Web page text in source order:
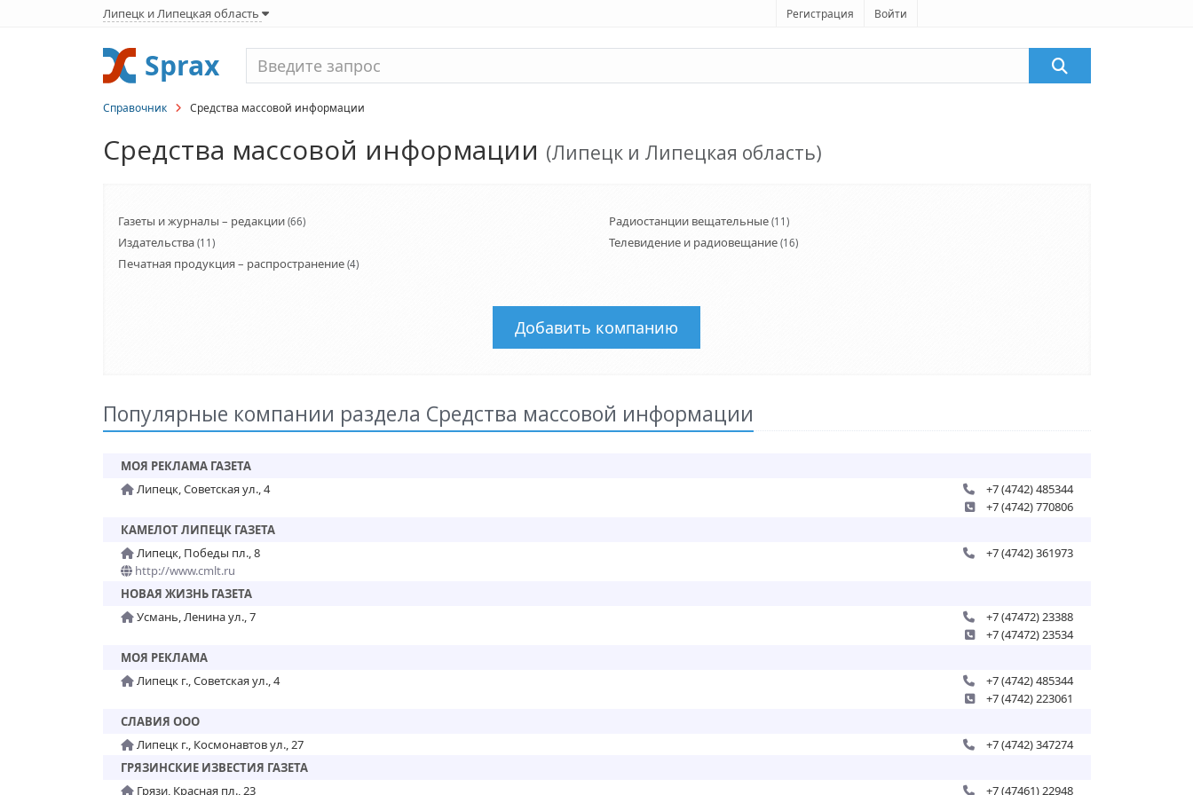
Липецк и Липецкая область Регистрация Войти
Sprax
Справочник Средства массовой информации
Средства массовой информации (Липецк и Липецкая область)
Газеты и журналы – редакции (66)
Издательства (11)
Печатная продукция – распространение (4)
Радиостанции вещательные (11)
Телевидение и радиовещание (16)
Добавить компанию
Популярные компании раздела Средства массовой информации
МОЯ РЕКЛАМА ГАЗЕТА
Липецк, Советская ул., 4
+7 (4742) 485344
+7 (4742) 770806
КАМЕЛОТ ЛИПЕЦК ГАЗЕТА
Липецк, Победы пл., 8
http://www.cmlt.ru
+7 (4742) 361973
НОВАЯ ЖИЗНЬ ГАЗЕТА
Усмань, Ленина ул., 7
+7 (47472) 23388
+7 (47472) 23534
МОЯ РЕКЛАМА
Липецк г., Советская ул., 4
+7 (4742) 485344
+7 (4742) 223061
СЛАВИЯ ООО
Липецк г., Космонавтов ул., 27
+7 (4742) 347274
ГРЯЗИНСКИЕ ИЗВЕСТИЯ ГАЗЕТА
Грязи, Красная пл., 23
+7 (47461) 22948